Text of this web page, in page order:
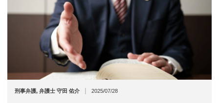
刑事弁護, 弁護士 守田 佑介 | 2025/07/28